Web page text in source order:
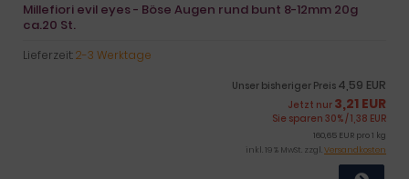
Millefiori evil eyes - Böse Augen rund bunt 8-12mm 20g
ca.20 St.
Lieferzeit:2-3 Werktage
Unser bisheriger Preis 4,59 EUR
Jetzt nur 3,21 EUR
Sie sparen 30% / 1,38 EUR
160,65 EUR pro 1 kg
inkl. 19 % MwSt. zzgl.Versandkosten